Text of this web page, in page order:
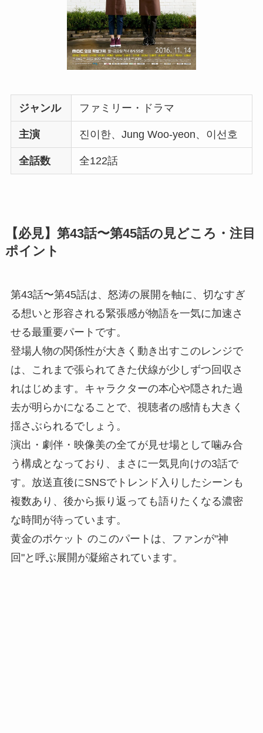
ジャンル ファミリー・ドラマ
主演 진이한、Jung Woo-yeon、이선호
全話数 全122話
【必見】第43話〜第45話の見どころ・注目
ポイント
第43話〜第45話は、怒涛の展開を軸に、切なすぎ
る想いと形容される緊張感が物語を一気に加速さ
せる最重要パートです。
登場人物の関係性が大きく動き出すこのレンジで
は、これまで張られてきた伏線が少しずつ回収さ
れはじめます。キャラクターの本心や隠された過
去が明らかになることで、視聴者の感情も大きく
揺さぶられるでしょう。
演出・劇伴・映像美の全てが見せ場として噛み合
う構成となっており、まさに一気見向けの3話で
す。放送直後にSNSでトレンド入りしたシーンも
複数あり、後から振り返っても語りたくなる濃密
な時間が待っています。
黄金のポケット のこのパートは、ファンが"神
回"と呼ぶ展開が凝縮されています。